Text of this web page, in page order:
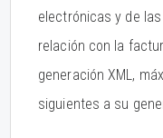
electrónicas y de
relación con la
generación XML,
siguientes a su